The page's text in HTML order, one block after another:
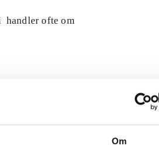
Om
handler ofte om